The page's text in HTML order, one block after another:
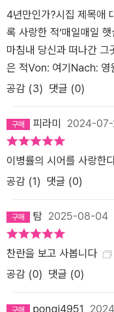
“누구도 그들의 엉킴을
에 가깝다. “당신 눈 속에
기 시작”(「농밀」)했다
것이다. 사랑의 의미를
지의 대상일지라도 그 망
그 내용을 다 알 수 없어
는 말들의 세계가 있다. ‘
말들의 세계가 있다. 그러
을지도 모르는 사랑의 리
민한 언어들을 넘어설
더뎌지는 순간이야말로
다. ―이광호, 해설 「사랑한 적,
당신이 물었다 왜 슬프지 않으
대해 배운 적 있느냐고
털실을 다시 꺼내 한 발
감고 묶어달라고 몸짓으
4년만인가?시집 제목애
록 사랑한 적‘매일매일
마침내 당신과 떠나간
은 적Von: 여기Nach: 영
공감 (3) 댓글 (0)
피라미 2024-
이병률의 시어를 사랑한
공감 (1) 댓글 (0)
탐 2025-08-04
찬란을 보고 사봅니다
공감 (0) 댓글 (0)
pongi4951